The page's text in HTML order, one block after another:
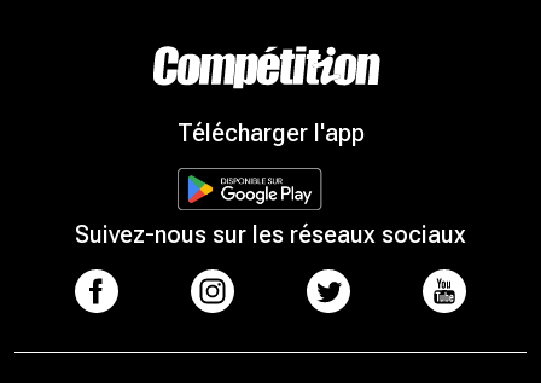
Télécharger l'app
Suivez-nous sur les réseaux sociaux